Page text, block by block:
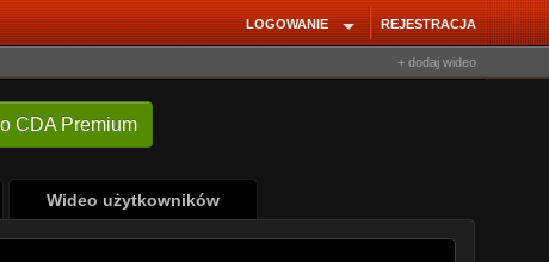
LOGOWANIE REJESTRACJA
+ dodaj wideo
Wideo użytkowników